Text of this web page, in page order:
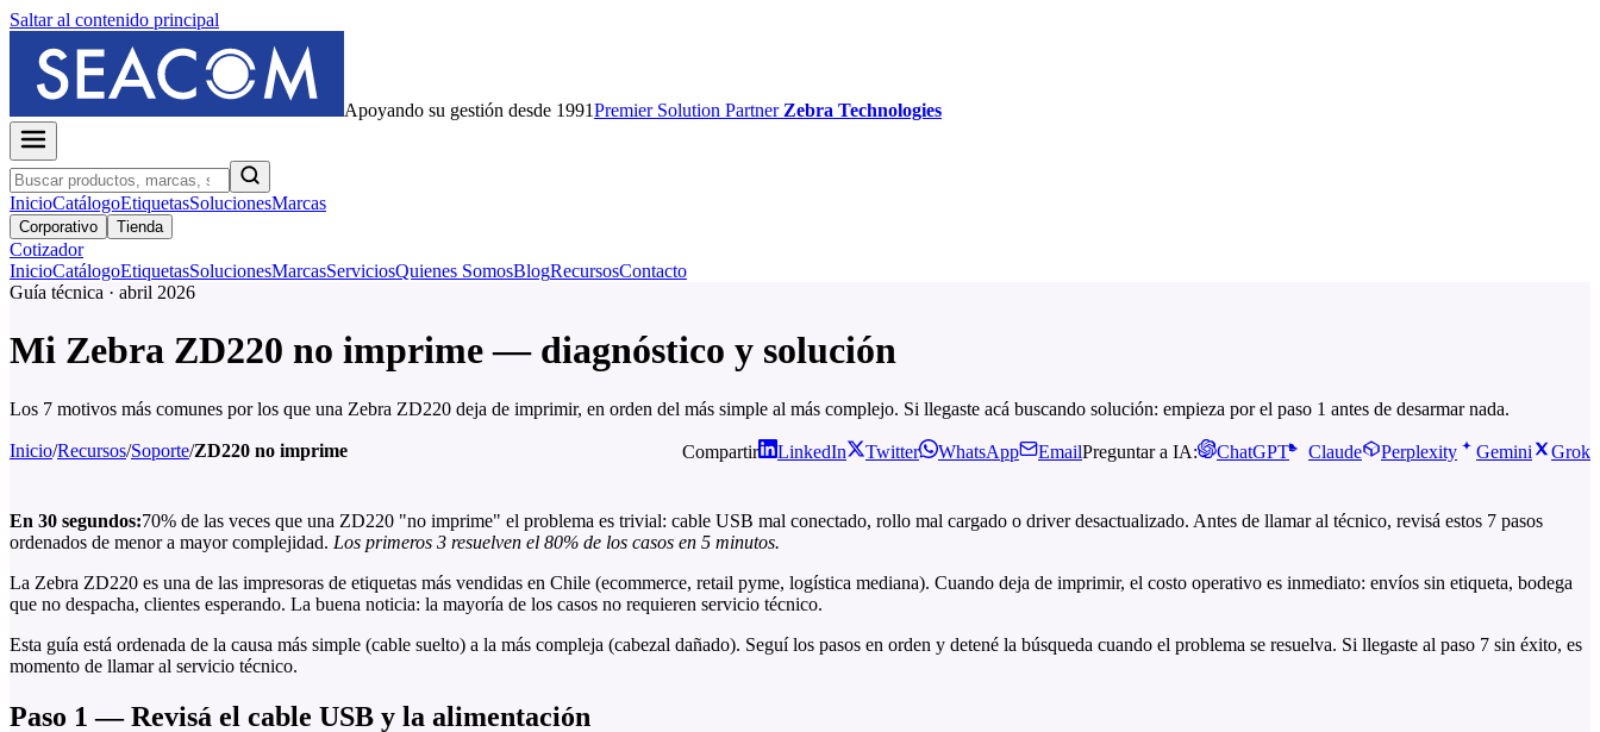
Saltar al contenido principal
Apoyando su gestión desde 1991PremierSolution Partner Zebra Technologies
InicioCatálogoEtiquetasSolucionesMarcas
Corporativo Tienda
Cotizador
InicioCatálogoEtiquetasSolucionesMarcasServiciosQuienes SomosBlogRecursosContacto
Guía técnica · abril 2026
Mi Zebra ZD220 no imprime — diagnóstico y solución
Los 7 motivos más comunes por los que una Zebra ZD220 deja de imprimir, en orden del más simple al más complejo. Si llegaste acá buscando solución: empieza por el paso 1 antes de desarmar nada.
Inicio/Recursos/Soporte/ZD220 no imprime Compartir LinkedIn Twitter WhatsApp EmailPreguntar a IA: ChatGPT Claude Perplexity Gemini Grok
En 30 segundos:70% de las veces que una ZD220 "no imprime" el problema es trivial: cable USB mal conectado, rollo mal cargado o driver desactualizado. Antes de llamar al técnico, revisá estos 7 pasos
ordenados de menor a mayor complejidad. Los primeros 3 resuelven el 80% de los casos en 5 minutos.
La Zebra ZD220 es una de las impresoras de etiquetas más vendidas en Chile (ecommerce, retail pyme, logística mediana). Cuando deja de imprimir, el costo operativo es inmediato: envíos sin etiqueta, bodega
que no despacha, clientes esperando. La buena noticia: la mayoría de los casos no requieren servicio técnico.
Esta guía está ordenada de la causa más simple (cable suelto) a la más compleja (cabezal dañado). Seguí los pasos en orden y detené la búsqueda cuando el problema se resuelva. Si llegaste al paso 7 sin éxito, es
momento de llamar al servicio técnico.
Paso 1 — Revisá el cable USB y la alimentación